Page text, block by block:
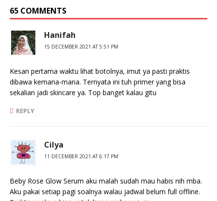
65 COMMENTS
Hanifah
15 DECEMBER 2021 AT 5:51 PM
Kesan pertama waktu lihat botolnya, imut ya pasti praktis
dibawa kemana-mana. Ternyata ini tuh primer yang bisa
sekalian jadi skincare ya. Top banget kalau gitu
REPLY
Cilya
11 DECEMBER 2021 AT 6:17 PM
Beby Rose Glow Serum aku malah sudah mau habis nih mba.
Aku pakai setiap pagi soalnya walau jadwal belum full offline.